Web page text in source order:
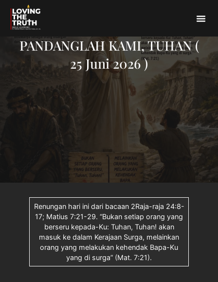
PANDANGLAH KAMI, TUHAN (
25 Juni 2026 )
Renungan hari ini dari bacaan 2Raja-raja 24:8-
17; Matius 7:21-29. “Bukan setiap orang yang
berseru kepada-Ku: Tuhan, Tuhan! akan
masuk ke dalam Kerajaan Surga, melainkan
orang yang melakukan kehendak Bapa-Ku
yang di surga” (Mat. 7:21).